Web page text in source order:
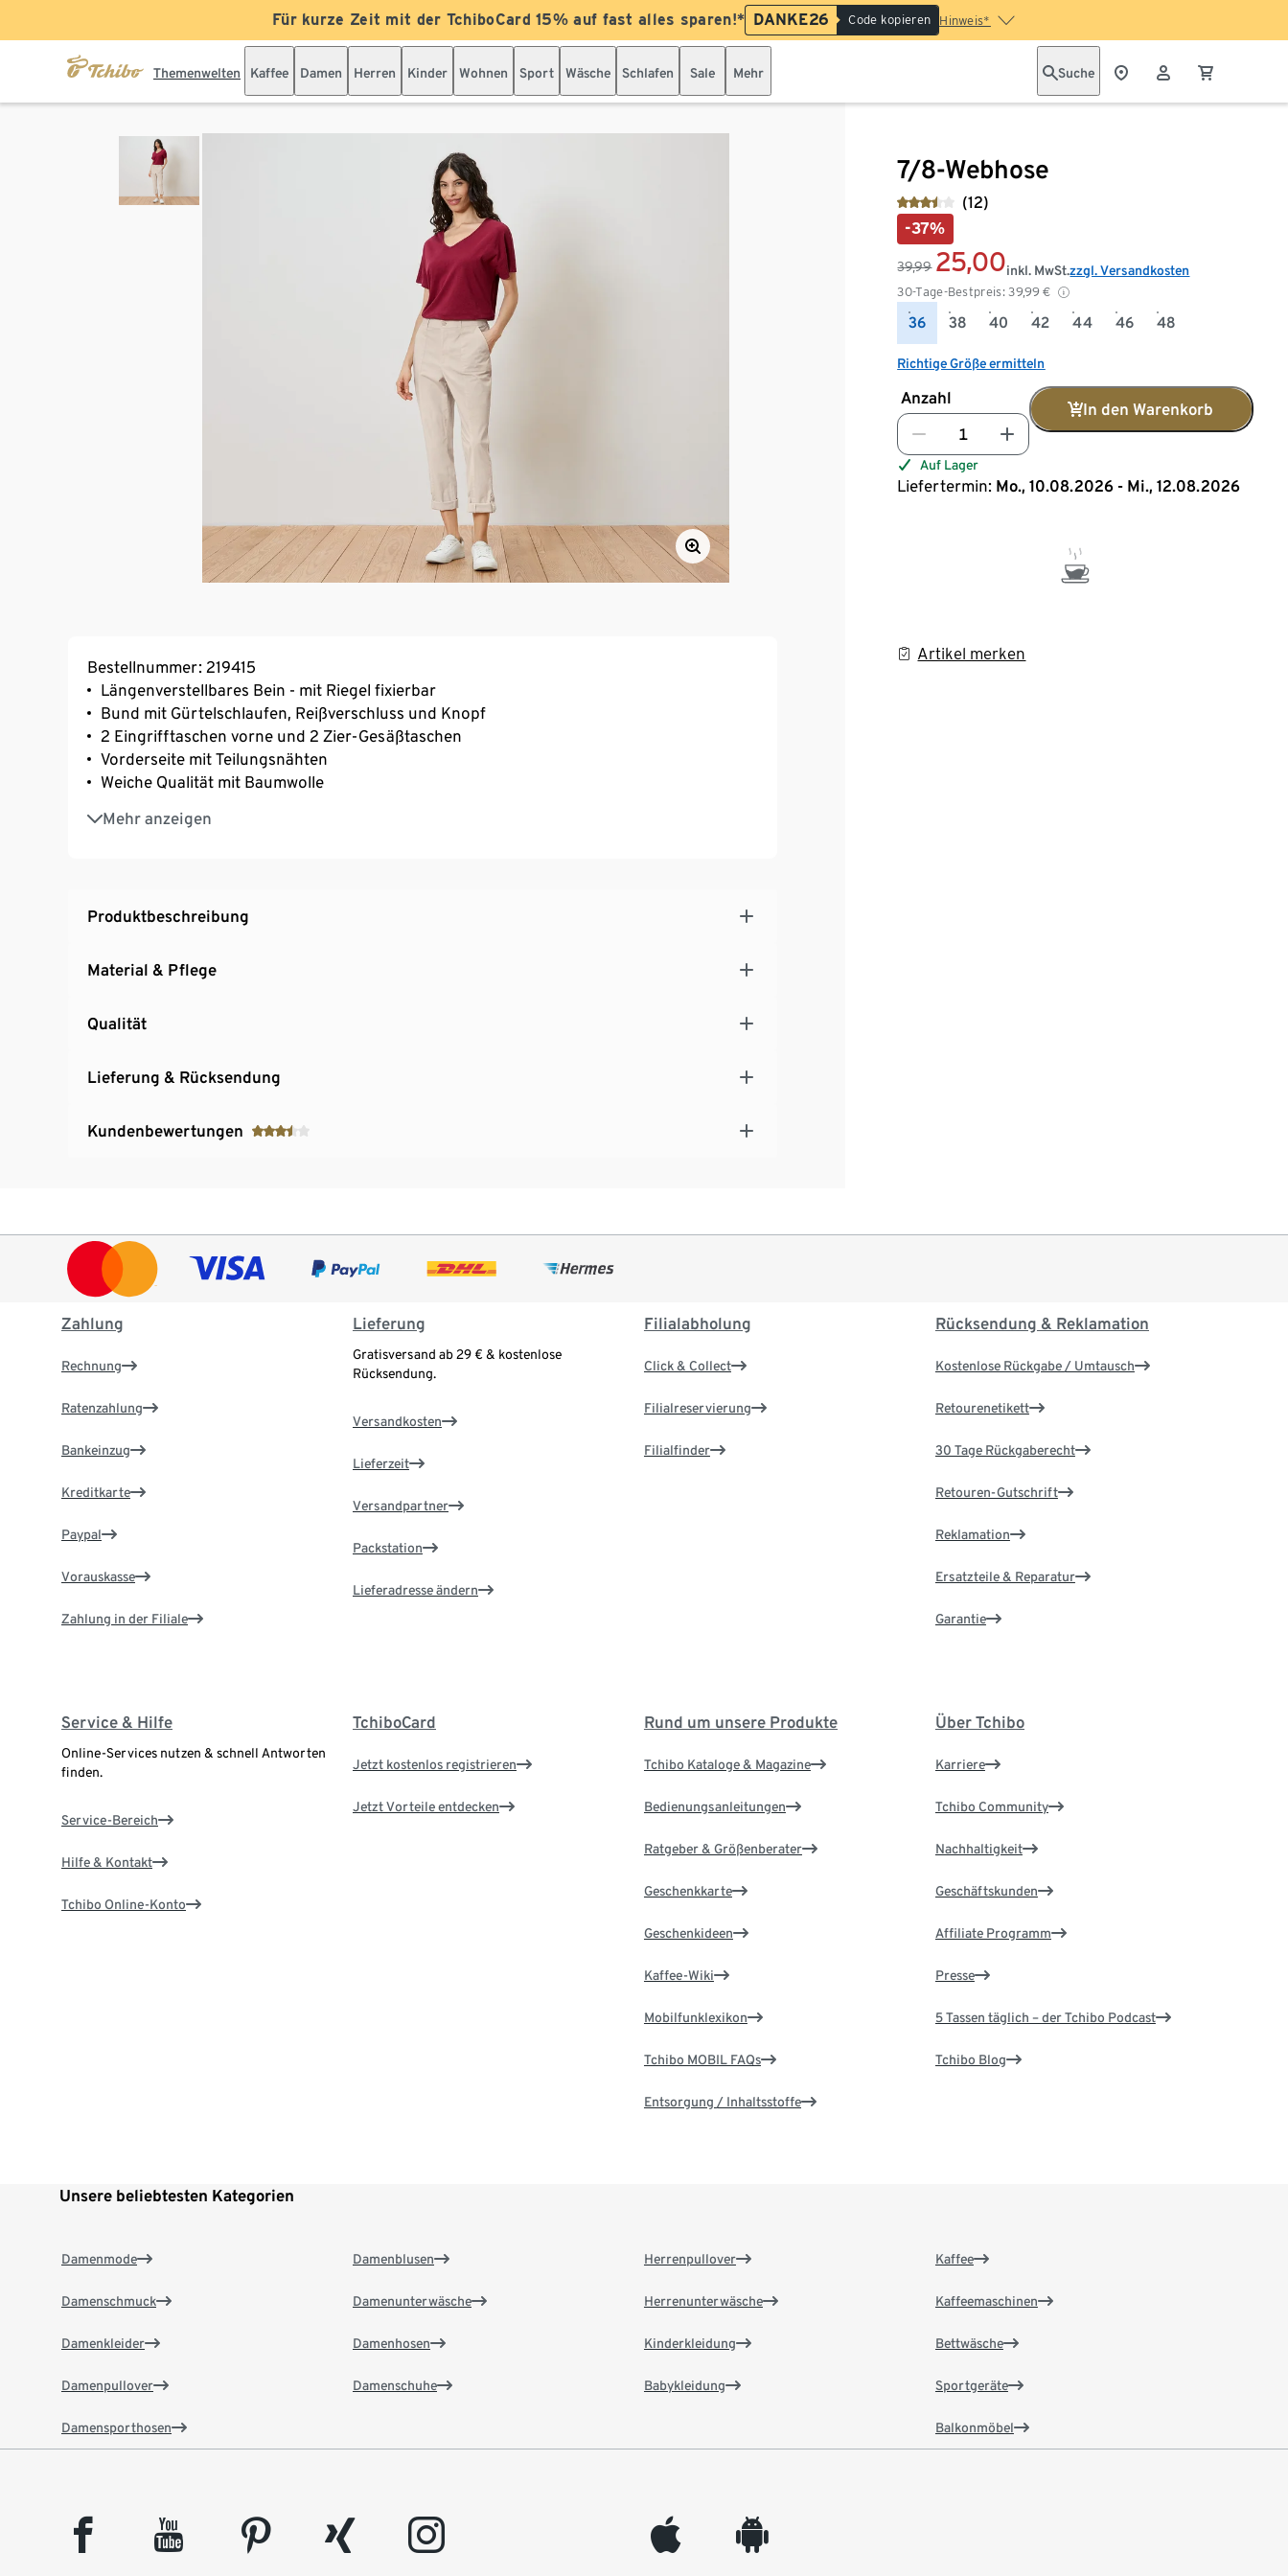
Für kurze Zeit mit der TchiboCard 15% auf fast alles sparen!* DANKE26 Code kopieren Hinweis*
Themenwelten Kaffee Damen Herren Kinder Wohnen Sport Wäsche Schlafen Sale Mehr Suche
7/8-Webhose
(12)
-37%
39,99 25,00
30-Tage-Bestpreis: 39,99 €
inkl. MwSt.zzgl. Versandkosten
36 38 40 42 44 46 48
Richtige Größe ermitteln
Anzahl
In den Warenkorb
Auf Lager
Liefertermin: Mo., 10.08.2026 - Mi., 12.08.2026
Artikel merken
Bestellnummer: 219415
Längenverstellbares Bein - mit Riegel fixierbar
Bund mit Gürtelschlaufen, Reißverschluss und Knopf
2 Eingrifftaschen vorne und 2 Zier-Gesäßtaschen
Vorderseite mit Teilungsnähten
Weiche Qualität mit Baumwolle
Mehr anzeigen
Mit Elasthan: formbeständig, perfekter Sitz, hoher Tragekomfort
Produktbeschreibung
Material & Pflege
Qualität
Lieferung & Rücksendung
Kundenbewertungen
Zahlung
Rechnung
Ratenzahlung
Bankeinzug
Kreditkarte
Paypal
Vorauskasse
Zahlung in der Filiale
Lieferung
Gratisversand ab 29 € & kostenlose
Rücksendung.
Versandkosten
Lieferzeit
Versandpartner
Packstation
Lieferadresse ändern
Filialabholung
Click & Collect
Filialreservierung
Filialfinder
Rücksendung & Reklamation
Kostenlose Rückgabe / Umtausch
Retourenetikett
30 Tage Rückgaberecht
Retouren-Gutschrift
Reklamation
Ersatzteile & Reparatur
Garantie
Service & Hilfe
Online-Services nutzen & schnell Antworten
finden.
Service-Bereich
Hilfe & Kontakt
Tchibo Online-Konto
TchiboCard
Jetzt kostenlos registrieren
Jetzt Vorteile entdecken
Rund um unsere Produkte
Tchibo Kataloge & Magazine
Bedienungsanleitungen
Ratgeber & Größenberater
Geschenkkarte
Geschenkideen
Kaffee-Wiki
Mobilfunklexikon
Tchibo MOBIL FAQs
Entsorgung / Inhaltsstoffe
Über Tchibo
Karriere
Tchibo Community
Nachhaltigkeit
Geschäftskunden
Affiliate Programm
Presse
5 Tassen täglich – der Tchibo Podcast
Tchibo Blog
Unsere beliebtesten Kategorien
Damenmode
Damenschmuck
Damenkleider
Damenpullover
Damensporthosen
Damenblusen
Damenunterwäsche
Damenhosen
Damenschuhe
Herrenpullover
Herrenunterwäsche
Kinderkleidung
Babykleidung
Kaffee
Kaffeemaschinen
Bettwäsche
Sportgeräte
Balkonmöbel
facebook youtube pinterest xing instagram appleinc android